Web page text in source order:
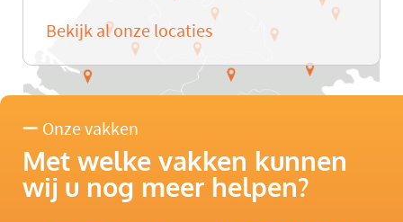
Bekijk al onze locaties
Onze vakken
Met welke vakken kunnen
wij u nog meer helpen?